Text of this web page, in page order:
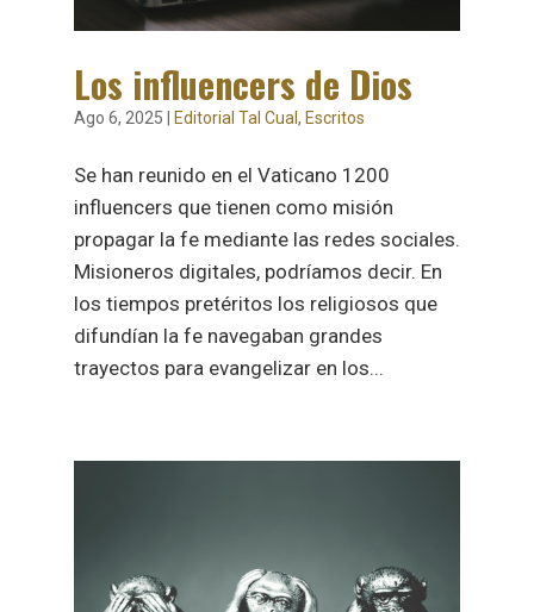
Los influencers de Dios
Ago 6, 2025 Editorial Tal Cual , Escritos
Se han reunido en el Vaticano 1200
influencers que tienen como misión
propagar la fe mediante las redes sociales.
Misioneros digitales, podríamos decir. En
los tiempos pretéritos los religiosos que
difundían la fe navegaban grandes
trayectos para evangelizar en los...